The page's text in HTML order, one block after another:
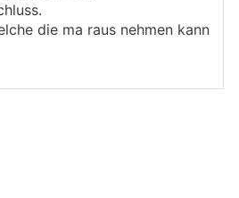
die ma raus nehmen kann